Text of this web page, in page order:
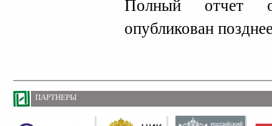
Полный отчет
опубликован
ПАРТНЕРЫ